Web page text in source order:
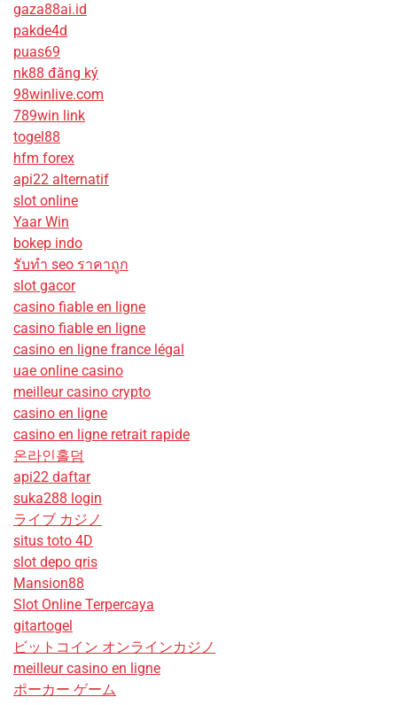
gaza88ai.id
pakde4d
puas69
nk88 đăng ký
98winlive.com
789win link
togel88
hfm forex
api22 alternatif
slot online
Yaar Win
bokep indo
รับทํา seo ราคาถูก
slot gacor
casino fiable en ligne
casino fiable en ligne
casino en ligne france légal
uae online casino
meilleur casino crypto
casino en ligne
casino en ligne retrait rapide
온라인홀덤
api22 daftar
suka288 login
ライブ カジノ
situs toto 4D
slot depo qris
Mansion88
Slot Online Terpercaya
gitartogel
ビットコイン オンラインカジノ
meilleur casino en ligne
ポーカー ゲーム